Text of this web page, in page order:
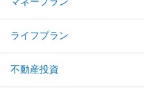
ライフプラン
不動産投資